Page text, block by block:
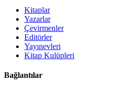
Kitaplar
Yazarlar
Çevirmenler
Editörler
Yayınevleri
Kitap Kulüpleri
Bağlantılar